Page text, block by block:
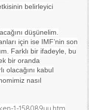
belirleyici
düşünelim.
için ise IMF’nin son
Farklı bir ifadeyle, bu
bir oranda
olacağını kabul
nasıl
1-158089yy.htm